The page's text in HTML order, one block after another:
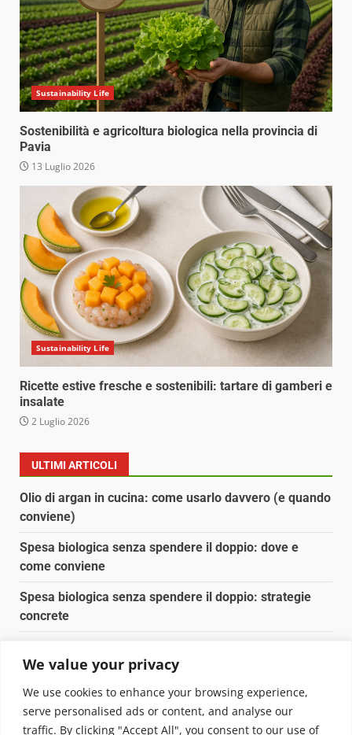
We value your privacy
We use cookies to enhance your browsing experience,
serve personalised ads or content, and analyse our
traffic. By clicking "Accept All", you consent to our use of
Sustainability Life
Sostenibilità e agricoltura biologica nella provincia di
Pavia
13 Luglio 2026
Sustainability Life
Ricette estive fresche e sostenibili: tartare di gamberi e
insalate
2 Luglio 2026
ULTIMI ARTICOLI
Olio di argan in cucina: come usarlo davvero (e quando
conviene)
Spesa biologica senza spendere il doppio: dove e
come conviene
Spesa biologica senza spendere il doppio: strategie
concrete
Pulizia naturale della casa: 3 ingredienti che
sostituiscono 10 prodotti chimici